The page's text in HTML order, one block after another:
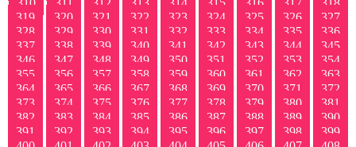
319
320 321 322 323 324 325 326
327
328
329 330 331 332 333 334 335
336
337
338 339 340 341 342 343 344
345
346
347 348 349 350 351 352 353
354
355
356 357 358 359 360 361 362
363
364
365 366 367 368 369 370 371
372
373
374 375 376 377 378 379 380
381
382
383 384 385 386 387 388 389
390
391
392 393 394 395 396 397 398
399